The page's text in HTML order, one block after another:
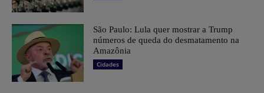
São Paulo: Lula quer mostrar a Trump
números de queda do desmatamento na
Amazônia
Cidades